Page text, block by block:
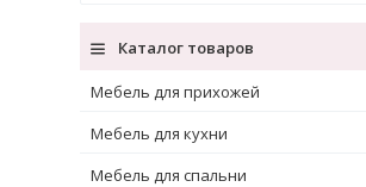
Каталог товаров
Мебель для прихожей
Мебель для кухни
Мебель для спальни